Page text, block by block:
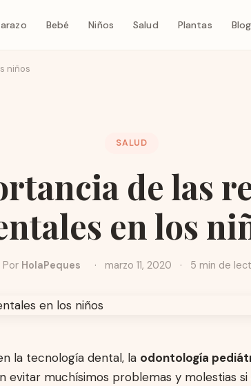
Bebé Niños Salud Plantas Blog
niños
SALUD
de las
en los
Por HolaPeques · marzo 11, 2020 · 5 min de
la tecnología dental, la odontología
evitar muchísimos problemas y molestias si